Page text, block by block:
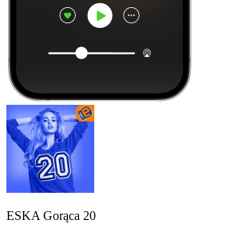
ESKA Gorąca 20